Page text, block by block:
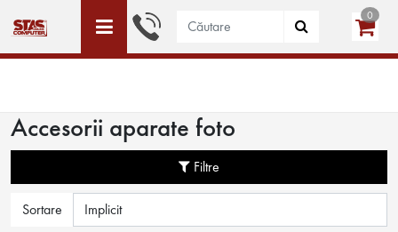
ACEST SITE ESTE DEDICAT DOAR PERSOANELE JURIDICE
CREEAZĂ CONT
0
Accesorii aparate foto
Filtre
Sortare